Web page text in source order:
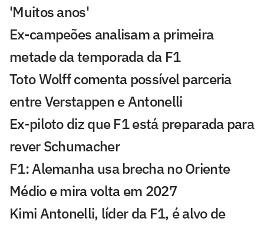
'Muitos anos'
Ex-campeões analisam a primeira
metade da temporada da F1
Toto Wolff comenta possível parceria
entre Verstappen e Antonelli
Ex-piloto diz que F1 está preparada para
rever Schumacher
F1: Alemanha usa brecha no Oriente
Médio e mira volta em 2027
Kimi Antonelli, líder da F1, é alvo de